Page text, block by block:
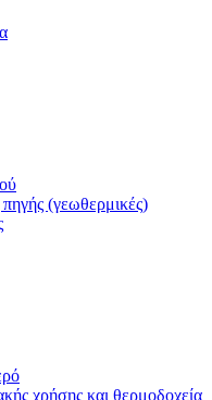
πηγής (γεωθερμικές)
χρήσης και θερμοδοχεία